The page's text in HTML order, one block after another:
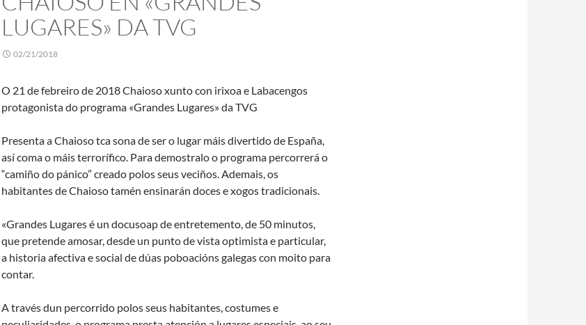
LUGARES» DA TVG
02/21/2018
O 21 de febreiro de 2018 Chaioso xunto con irixoa e Labacengos
protagonista do programa «Grandes Lugares» da TVG
Presenta a Chaioso tca sona de ser o lugar máis divertido de España,
así coma o máis terrorífico. Para demostralo o programa percorrerá o
“camiño do pánico” creado polos seus veciños. Ademais, os
habitantes de Chaioso tamén ensinarán doces e xogos tradicionais.
«Grandes Lugares é un docusoap de entretemento, de 50 minutos,
que pretende amosar, desde un punto de vista optimista e particular,
a historia afectiva e social de dúas poboacións galegas con moito para
contar.
A través dun percorrido polos seus habitantes, costumes e